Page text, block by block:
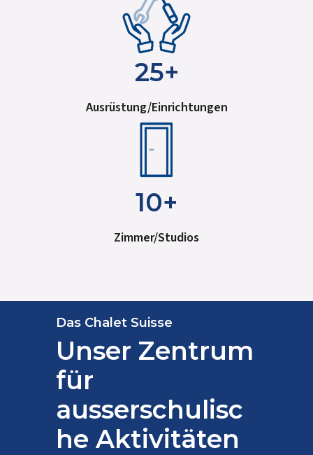
25+
Ausrüstung/Einrichtungen
10+
Zimmer/Studios
Das Chalet Suisse
Unser Zentrum
für
ausserschulisc
he Aktivitäten